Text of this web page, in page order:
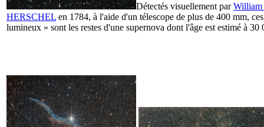
Détectés visuellement parWilliam
HERSCHEL en 1784, à l'aide d'un télescope de plus de 400 mm,
lumineux » sont les restes d'une supernova dont l'âge est estimé à 30